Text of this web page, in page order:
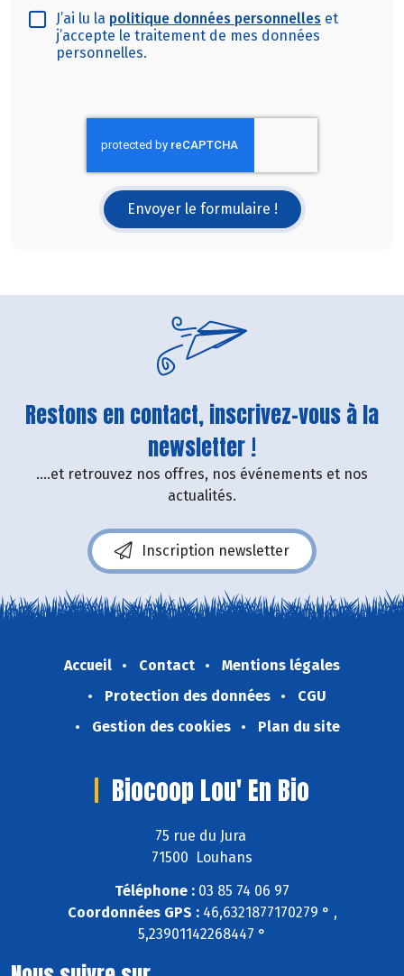
J’ai lu la politique données personnelles et
j’accepte le traitement de mes données
personnelles.
Envoyer le formulaire !
Restons en contact, inscrivez-vous à la
newsletter !
....et retrouvez nos offres, nos événements et nos
actualités.
Inscription newsletter
Accueil Contact
Mentions légales
Protection des données
CGU
Gestion des cookies
Plan du site
Biocoop Lou' En Bio
75 rue du Jura
71500 Louhans
Téléphone : 03 85 74 06 97
Coordonnées GPS :46,6321877170279 ° ,
5,23901142268447 °